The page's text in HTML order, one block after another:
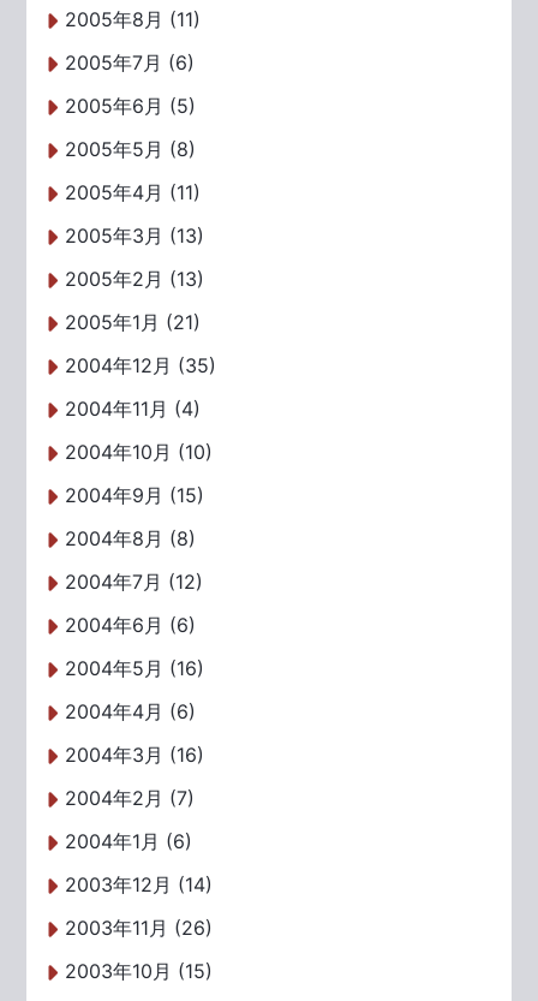
2005年8月 (11)
2005年7月 (6)
2005年6月 (5)
2005年5月 (8)
2005年4月 (11)
2005年3月 (13)
2005年2月 (13)
2005年1月 (21)
2004年12月 (35)
2004年11月 (4)
2004年10月 (10)
2004年9月 (15)
2004年8月 (8)
2004年7月 (12)
2004年6月 (6)
2004年5月 (16)
2004年4月 (6)
2004年3月 (16)
2004年2月 (7)
2004年1月 (6)
2003年12月 (14)
2003年11月 (26)
2003年10月 (15)